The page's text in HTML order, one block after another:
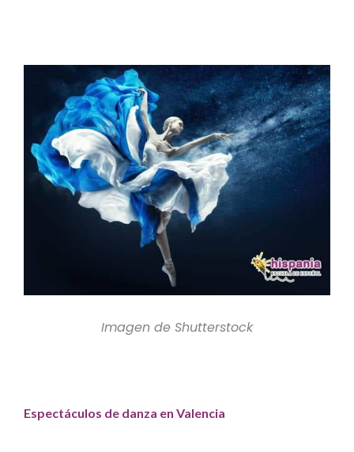
Imagen de Shutterstock
Espectáculos de danza en Valencia